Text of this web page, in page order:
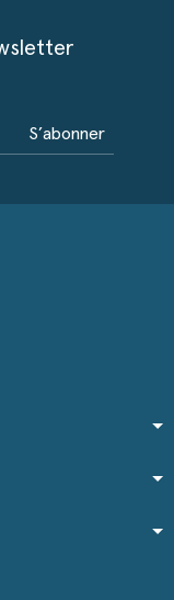
S’abonner